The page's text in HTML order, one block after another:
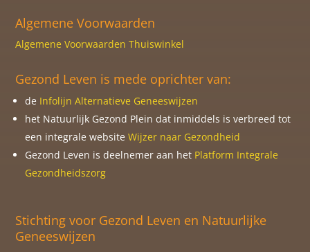
Algemene Voorwaarden
Algemene Voorwaarden Thuiswinkel
Gezond Leven is mede oprichter van:
de Infolijn Alternatieve Geneeswijzen
het Natuurlijk Gezond Plein dat inmiddels is verbreed tot
een integrale websiteWijzer naar Gezondheid
Gezond Leven is deelnemer aan het Platform Integrale
Gezondheidszorg
Stichting voor Gezond Leven en Natuurlijke
Geneeswijzen